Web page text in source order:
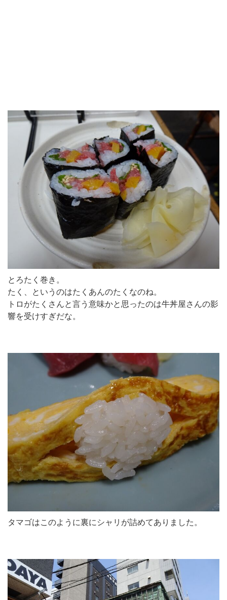
とろたく巻き。
たく、というのはたくあんのたくなのね。
トロがたくさんと言う意味かと思ったのは牛丼屋さんの影
響を受けすぎだな。
タマゴはこのように裏にシャリが詰めてありました。